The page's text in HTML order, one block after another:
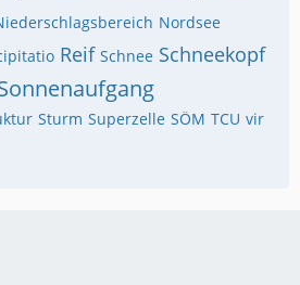
Nordsee
Reif Schnee Schneekopf
Sturm Superzelle SÖM TCU vir